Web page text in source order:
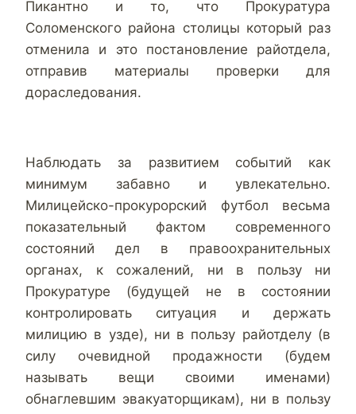
Пикантно и то, что Прокуратура
Соломенского района столицы который раз
отменила и это постановление райотдела,
отправив материалы проверки для
дораследования.
Наблюдать за развитием событий как
минимум забавно и увлекательно.
Милицейско-прокурорский футбол весьма
показательный фактом современного
состояний дел в правоохранительных
органах, к сожалений, ни в пользу ни
Прокуратуре (будущей не в состоянии
контролировать ситуация и держать
милицию в узде), ни в пользу райотделу (в
силу очевидной продажности (будем
называть вещи своими именами)
обнаглевшим эвакуаторщикам), ни в пользу